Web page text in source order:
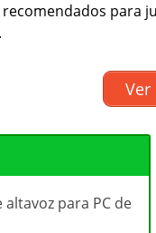
para
Ver
para PC de